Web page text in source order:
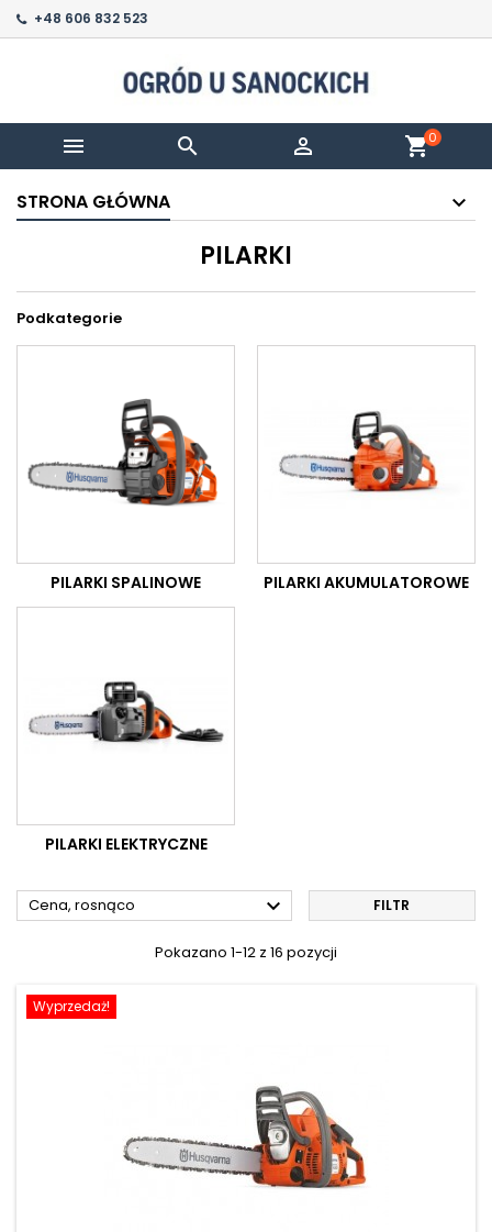
+48 606 832 523
   shopping_cart0
STRONA GŁÓWNA
PILARKI
Podkategorie
PILARKI SPALINOWE PILARKI AKUMULATOROWE
PILARKI ELEKTRYCZNE
Cena, rosnąco  FILTR
Pokazano 1-12 z 16 pozycji
Wyprzedaż!